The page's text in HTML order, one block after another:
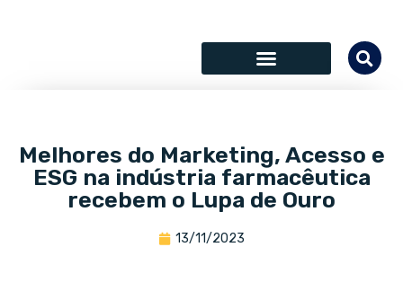
Melhores do Marketing, Acesso e
ESG na indústria farmacêutica
recebem o Lupa de Ouro
13/11/2023